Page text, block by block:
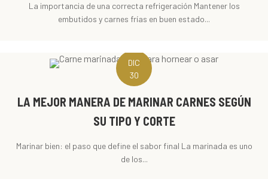
La importancia de una correcta refrigeración Mantener los
embutidos y carnes frías en buen estado...
DIC
30
LA MEJOR MANERA DE MARINAR CARNES SEGÚN
SU TIPO Y CORTE
Marinar bien: el paso que define el sabor final La marinada es uno
de los...